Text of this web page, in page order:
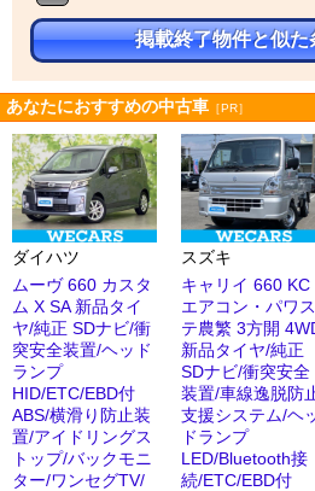
掲載終了物件と似た
あなたにおすすめの中古車 ［PR］
ダイハツ
ムーヴ 660 カスタ
ム X SA 新品タイ
ヤ/純正 SDナビ/衝
突安全装置/ヘッド
ランプ
HID/ETC/EBD付
ABS/横滑り防止装
置/アイドリングス
トップ/バックモニ
ター/ワンセグTV/
スズキ
キャリイ 660 KC
エアコン・パワス
テ農繁 3方開
新品タイヤ/純正
SDナビ/衝突安全
装置/車線逸脱防
支援システム/ヘ
ドランプ
LED/Bluetooth接
続/ETC/EBD付